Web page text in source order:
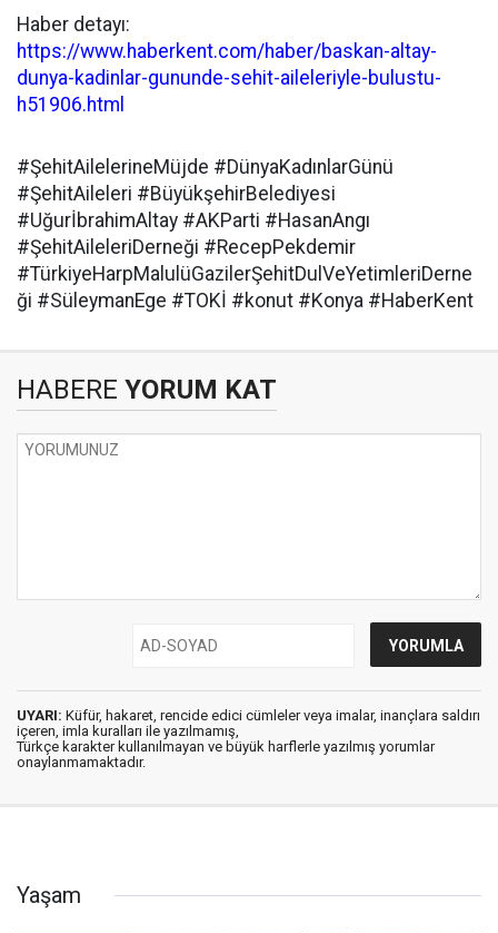
Haber detayı:
https://www.haberkent.com/haber/baskan-altay-
dunya-kadinlar-gununde-sehit-aileleriyle-bulustu-
h51906.html
#ŞehitAilelerineMüjde #DünyaKadınlarGünü
#ŞehitAileleri #BüyükşehirBelediyesi
#UğurİbrahimAltay #AKParti #HasanAngı
#ŞehitAileleriDerneği #RecepPekdemir
#TürkiyeHarpMalulüGazilerŞehitDulVeYetimleriDerne
ği #SüleymanEge #TOKİ #konut #Konya #HaberKent
HABERE YORUM KAT
UYARI: Küfür, hakaret, rencide edici cümleler veya imalar, inançlara saldırı
içeren, imla kuralları ile yazılmamış,
Türkçe karakter kullanılmayan ve büyük harflerle yazılmış yorumlar
onaylanmamaktadır.
Yaşam